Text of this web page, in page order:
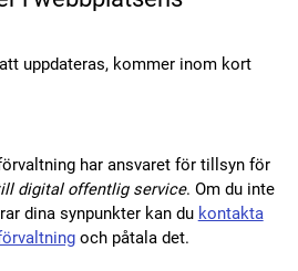
uppdateras, kommer inom kort
har ansvaret för tillsyn för
digital offentlig service. Om du inte
dina synpunkter kan du kontakta
och påtala det.